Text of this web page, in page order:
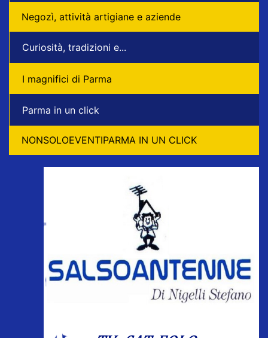
Negozì, attività artigiane e aziende
Curiosità, tradizioni e...
I magnifici di Parma
Parma in un click
NONSOLOEVENTIPARMA IN UN CLICK